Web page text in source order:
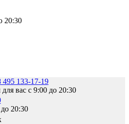
20:30
495 133-17-19
для вас с 9:00 до 20:30
20:30